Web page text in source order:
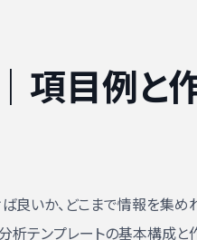
項目例と
良いか、どこまで情報を集
析テンプレートの基本構成と